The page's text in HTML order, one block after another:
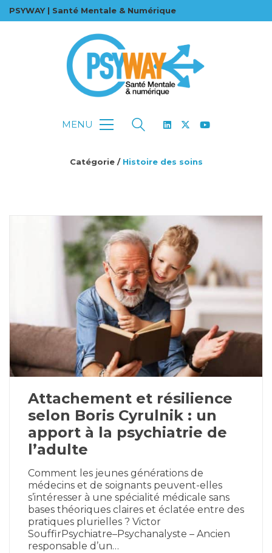
PSYWAY | Santé Mentale & Numérique
MENU
Catégorie / Histoire des soins
Attachement et résilience
selon Boris Cyrulnik : un
apport à la psychiatrie de
l’adulte
Comment les jeunes générations de
médecins et de soignants peuvent-elles
s’intéresser à une spécialité médicale sans
bases théoriques claires et éclatée entre des
pratiques plurielles ? Victor
SouffirPsychiatre–Psychanalyste – Ancien
responsable d’un…